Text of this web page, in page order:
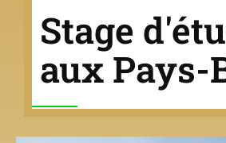
Stage
aux Pays-